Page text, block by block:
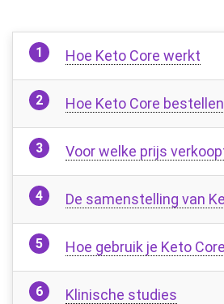
Hoe Keto Core werkt
Hoe Keto Core
Voor welke prijs
De samenstelling van
Hoe gebruik je Keto
Klinische studies